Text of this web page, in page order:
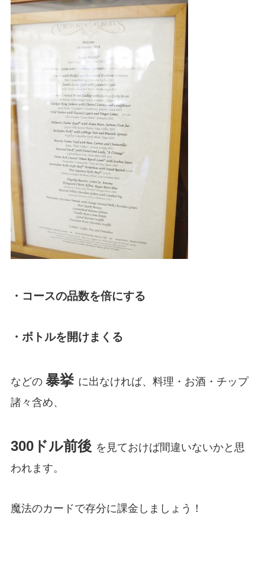
・コースの品数を倍にする
・ボトルを開けまくる
などの 暴挙 に出なければ、料理・お酒・チップ
諸々含め、
300ドル前後 を見ておけば間違いないかと思
われます。
魔法のカードで存分に課金しましょう！